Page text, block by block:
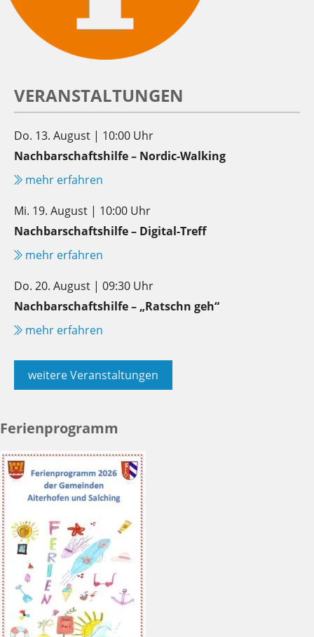
VERANSTALTUNGEN
Do. 13. August | 10:00 Uhr
Nachbarschaftshilfe – Nordic-Walking
mehr erfahren
Mi. 19. August | 10:00 Uhr
Nachbarschaftshilfe – Digital-Treff
mehr erfahren
Do. 20. August | 09:30 Uhr
Nachbarschaftshilfe – „Ratschn geh“
mehr erfahren
weitere Veranstaltungen
Ferienprogramm